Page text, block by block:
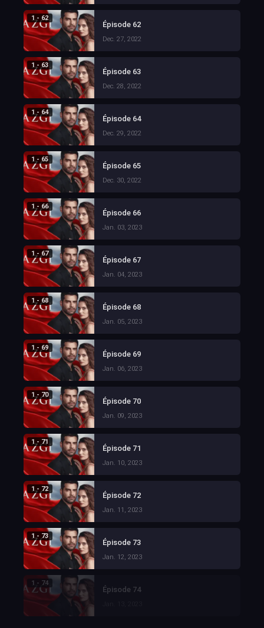
1 - 62
Épisode 62
Dec. 27, 2022
1 - 63
Épisode 63
Dec. 28, 2022
1 - 64
Épisode 64
Dec. 29, 2022
1 - 65
Épisode 65
Dec. 30, 2022
1 - 66
Épisode 66
Jan. 03, 2023
1 - 67
Épisode 67
Jan. 04, 2023
1 - 68
Épisode 68
Jan. 05, 2023
1 - 69
Épisode 69
Jan. 06, 2023
1 - 70
Épisode 70
Jan. 09, 2023
1 - 71
Épisode 71
Jan. 10, 2023
1 - 72
Épisode 72
Jan. 11, 2023
1 - 73
Épisode 73
Jan. 12, 2023
1 - 74
Épisode 74